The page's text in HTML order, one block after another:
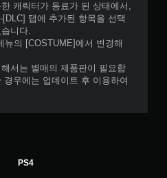
캐릭터가 동료가 된 상태에서,
탭에 추가된 항목을 선택
니다.
의 [COSTUME]에서 변경해
서는 별매의 제품판이 필요합
우에는 업데이트 후 이용하여
PS4